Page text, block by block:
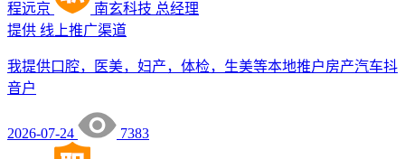
程远京 南玄科技 总经理
提供 线上推广渠道
我提供口腔，医美，妇产，体检，生美等本地推户房产汽车抖
音户
2026-07-24 7383